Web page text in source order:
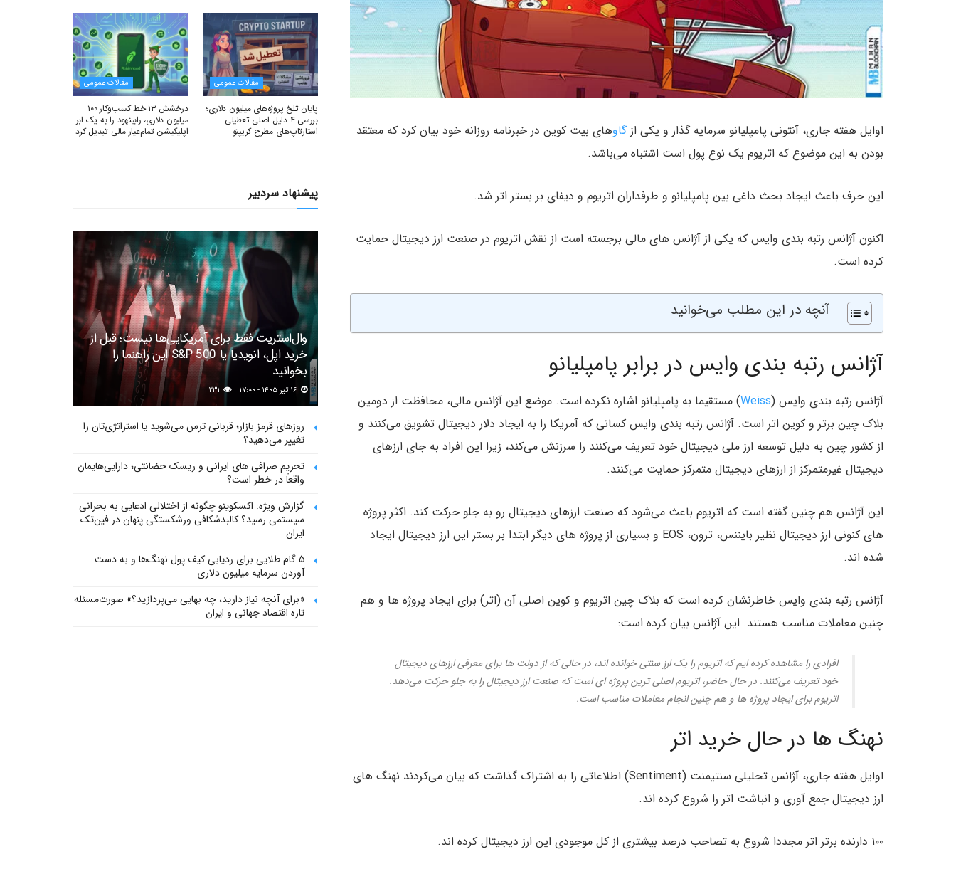
اوایل هفته جاری، آنتونی پامپلیانو سرمایه گذار و یکی ازگاوهای بیت کوین در خبرنامه روزانه خود بیان کرد که معتقد
بودن به این موضوع که اتریوم یک نوع پول است اشتباه می‌باشد.
این حرف باعث ایجاد بحث داغی بین پامپلیانو و طرفداران اتریوم و دیفای بر بستر اتر شد.
اکنون آژانس رتبه بندی وایس که یکی از آژانس های مالی برجسته است از نقش اتریوم در صنعت ارز دیجیتال حمایت
کرده است.
آنچه در این مطلب می‌خوانید
آژانس رتبه بندی وایس در برابر پامپلیانو
آژانس رتبه بندی وایس (Weiss) مستقیما به پامپلیانو اشاره نکرده است. موضع این آژانس مالی، محافظت از دومین
بلاک چین برتر و کوین اتر است. آژانس رتبه بندی وایس کسانی که آمریکا را به ایجاد دلار دیجیتال تشویق می‌کنند و
از کشور چین به دلیل توسعه ارز ملی دیجیتال خود تعریف می‌کنند را سرزنش می‌کند، زیرا این افراد به جای ارزهای
دیجیتال غیرمتمرکز از ارزهای دیجیتال متمرکز حمایت می‌کنند.
این آژانس هم چنین گفته است که اتریوم باعث می‌شود که صنعت ارزهای دیجیتال رو به جلو حرکت کند. اکثر پروژه
های کنونی ارز دیجیتال نظیر بایننس، ترون، EOS و بسیاری از پروژه های دیگر ابتدا بر بستر این ارز دیجیتال ایجاد
شده اند.
آژانس رتبه بندی وایس خاطرنشان کرده است که بلاک چین اتریوم و کوین اصلی آن (اتر) برای ایجاد پروژه ها و هم
چنین معاملات مناسب هستند. این آژانس بیان کرده است:
افرادی را مشاهده کرده ایم که اتریوم را یک ارز سنتی خوانده اند، در حالی که از دولت ها برای معرفی ارزهای دیجیتال
خود تعریف می‌کنند. در حال حاضر، اتریوم اصلی ترین پروژه ای است که صنعت ارز دیجیتال را به جلو حرکت می‌دهد.
اتریوم برای ایجاد پروژه ها و هم چنین انجام معاملات مناسب است.
نهنگ ها در حال خرید اتر
اوایل هفته جاری، آژانس تحلیلی سنتیمنت (Sentiment) اطلاعاتی را به اشتراک گذاشت که بیان می‌کردند نهنگ های
ارز دیجیتال جمع آوری و انباشت اتر را شروع کرده اند.
۱۰۰ دارنده برتر اتر مجددا شروع به تصاحب درصد بیشتری از کل موجودی این ارز دیجیتال کرده اند.
مقالات عمومی
پایان تلخ پروژه‌های میلیون دلاری؛
بررسی ۴ دلیل اصلی تعطیلی
استارتاپ‌های مطرح کریپتو
مقالات عمومی
درخشش ۱۳ خط کسب‌وکار ۱۰۰
میلیون دلاری، رابینهود را به یک ابر
اپلیکیشن تمام‌عیار مالی تبدیل کرد
پیشنهاد سردبیر
وال‌استریت فقط برای آمریکایی‌ها نیست؛ قبل از
خرید اپل، انویدیا یا S&P 500 این راهنما را
بخوانید
روزهای قرمز بازار؛ قربانی ترس می‌شوید یا استراتژی‌تان را
تغییر می‌دهید؟
تحریم صرافی های ایرانی و ریسک حضانتی؛ دارایی‌هایمان
واقعاً در خطر است؟
گزارش ویژه: اکسکوینو چگونه از اختلالی ادعایی به بحرانی
سیستمی رسید؟ کالبدشکافی ورشکستگی پنهان در فین‌تک
ایران
۵ گام طلایی برای ردیابی کیف پول‌ نهنگ‌ها و به دست
آوردن سرمایه میلیون دلاری
«برای آنچه نیاز دارید، چه بهایی می‌پردازید؟» صورت‌مسئله
تازه اقتصاد جهانی و ایران